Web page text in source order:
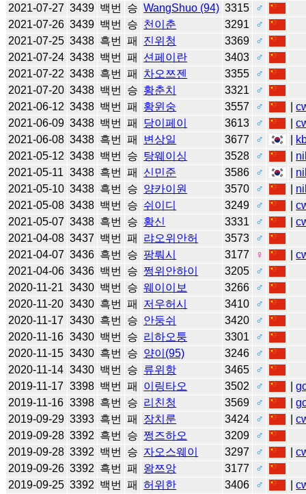
2021-07-27 3439 백번 승 WangShuo (94) 3315
♂
2021-07-26 3439 백번 승 천이춘 3291
♂
2021-07-25 3438 흑번 패 진위청 3369
♂
2021-07-24 3438 백번 패 션페이란 3403
♂
2021-07-22 3438 흑번 패 차오쯔젠 3355
♂
2021-07-20 3438 백번 승 황춘치 3321
♂
2021-06-12 3438 백번 패 황윈숭 3557 ♂ |
2021-06-09 3438 백번 패 당이페이 3613 ♂ |
2021-06-08 3438 흑번 패 변상일 3677 ♂
2021-05-12 3438 백번 승 탕웨이싱 3528 ♂
2021-05-11 3438 흑번 패 신민준 3586 ♂
2021-05-10 3438 흑번 승 양카이원 3570 ♂
2021-05-08 3438 백번 승 쉬이디 3249 ♂ |
2021-05-07 3438 흑번 승 황신 3331 ♂ |
2021-04-08 3437 백번 패 랴오위안허 3573
♂
2021-04-07 3436 흑번 승 팡뤄시 3177 ♀ |
2021-04-06 3436 백번 승 쩡위안하이 3205
♂
2020-11-21 3430 백번 승 웨이이보 3266
♂
2020-11-20 3430 흑번 패 저우허시 3410
♂
2020-11-17 3430 흑번 승 안둥쉬 3420
♂
2020-11-16 3430 백번 승 리하오퉁 3301
♂
2020-11-15 3430 흑번 승 양이(95) 3246
♂
2020-11-14 3430 백번 승 류위항 3465
♂
2019-11-17 3398 백번 패 이링타오 3502 ♂ |
2019-11-16 3398 흑번 승 리친청 3569 ♂ |
2019-09-29 3393 흑번 패 장치룬 3424 ♂ |
2019-09-28 3392 흑번 승 쩡즈하오 3209
♂
2019-09-28 3392 백번 승 자오스웨이 3297 ♂ |
2019-09-26 3392 흑번 패 왕쯔앙 3177
♂
2019-09-25 3392 백번 패 허위한 3406 ♂ |